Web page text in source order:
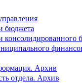
бюджета
консолидированного
Архив
отдела. Архив